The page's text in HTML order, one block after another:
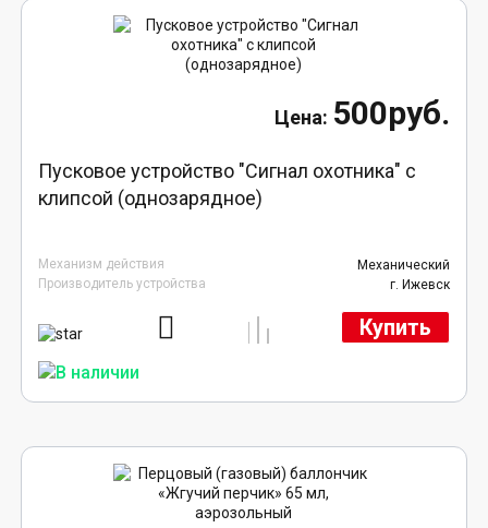
500руб.
Пусковое устройство "Сигнал охотника" с
клипсой (однозарядное)
Механизм действия
Механический
Производитель устройства
г. Ижевск
Купить